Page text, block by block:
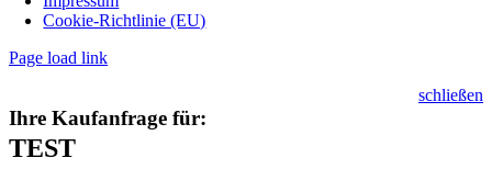
Cookie-Richtlinie (EU)
Page load link
schließen
Ihre Kaufanfrage für:
TEST